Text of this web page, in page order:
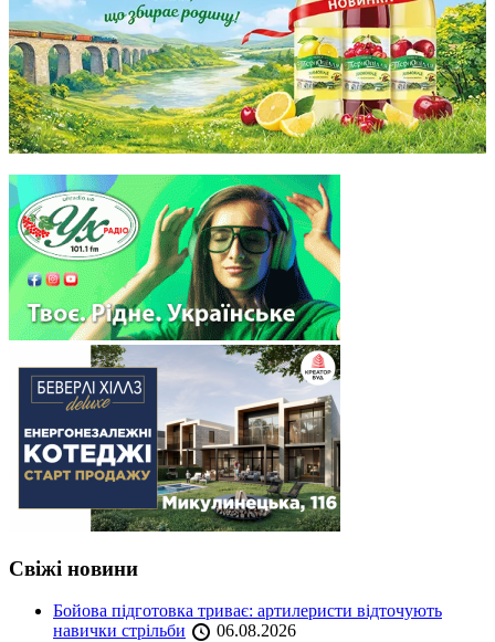
Свіжі новини
Бойова підготовка триває: артилеристи відточують
навички стрільби
06.08.2026